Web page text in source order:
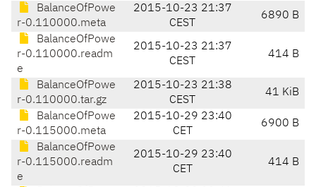
BalanceOfPowe
r-0.110000.meta
2015-10-23 21:37
CEST
6890 B
BalanceOfPowe
r-0.110000.readm
e
2015-10-23 21:37
CEST
414 B
BalanceOfPowe
r-0.110000.tar.gz
2015-10-23 21:38
CEST
41 KiB
BalanceOfPowe
r-0.115000.meta
2015-10-29 23:40
CET
6900 B
BalanceOfPowe
r-0.115000.readm
e
2015-10-29 23:40
CET
414 B